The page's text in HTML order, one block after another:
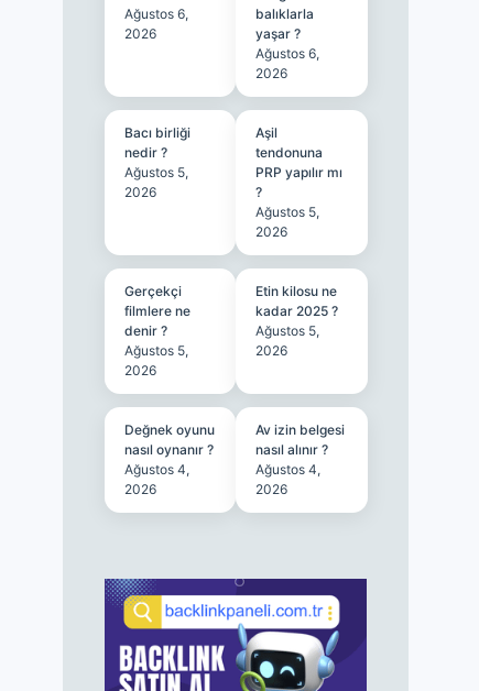
Ağustos 6,
2026
balıklarla
yaşar ?
Ağustos 6,
2026
Bacı birliği
nedir ?
Ağustos 5,
2026
Aşil
tendonuna
PRP yapılır mı
?
Ağustos 5,
2026
Gerçekçi
filmlere ne
denir ?
Ağustos 5,
2026
Etin kilosu ne
kadar 2025 ?
Ağustos 5,
2026
Değnek oyunu
nasıl oynanır ?
Ağustos 4,
2026
Av izin belgesi
nasıl alınır ?
Ağustos 4,
2026